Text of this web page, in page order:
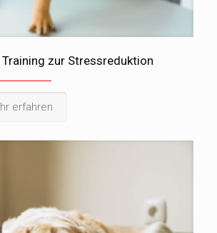
zur Stressreduktion
erfahren